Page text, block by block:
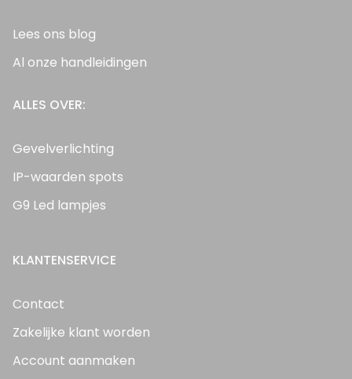
Lees ons blog
Al onze handleidingen
ALLES OVER:
Gevelverlichting
IP-waarden spots
G9 Led lampjes
KLANTENSERVICE
Contact
Zakelijke klant worden
Account aanmaken